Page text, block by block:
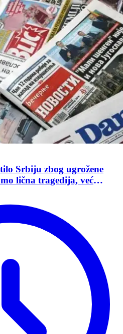
Srbiju zbog ugrožene
lična tragedija, već